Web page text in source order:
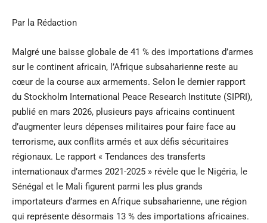
Par la Rédaction
Malgré une baisse globale de 41 % des importations d’armes
sur le continent africain, l’Afrique subsaharienne reste au
cœur de la course aux armements. Selon le dernier rapport
du Stockholm International Peace Research Institute (SIPRI),
publié en mars 2026, plusieurs pays africains continuent
d’augmenter leurs dépenses militaires pour faire face au
terrorisme, aux conflits armés et aux défis sécuritaires
régionaux. Le rapport « Tendances des transferts
internationaux d’armes 2021-2025 » révèle que le Nigéria, le
Sénégal et le Mali figurent parmi les plus grands
importateurs d’armes en Afrique subsaharienne, une région
qui représente désormais 13 % des importations africaines.